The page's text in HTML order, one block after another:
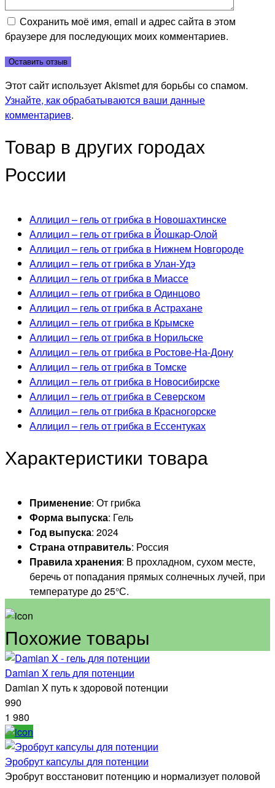
Сохранить моё имя, email и адрес сайта в этом
браузере для последующих моих комментариев.
Этот сайт использует Akismet для борьбы со спамом.
Узнайте, как обрабатываются ваши данные
комментариев.
Товар в других городах
России
Аллицил – гель от грибка в Новошахтинске
Аллицил – гель от грибка в Йошкар-Олой
Аллицил – гель от грибка в Нижнем Новгороде
Аллицил – гель от грибка в Улан-Удэ
Аллицил – гель от грибка в Миассе
Аллицил – гель от грибка в Одинцово
Аллицил – гель от грибка в Астрахане
Аллицил – гель от грибка в Крымске
Аллицил – гель от грибка в Норильске
Аллицил – гель от грибка в Ростове-На-Дону
Аллицил – гель от грибка в Томске
Аллицил – гель от грибка в Новосибирске
Аллицил – гель от грибка в Северском
Аллицил – гель от грибка в Красногорске
Аллицил – гель от грибка в Ессентуках
Характеристики товара
Применение: От грибка
Форма выпуска: Гель
Год выпуска: 2024
Страна отправитель: Россия
Правила хранения: В прохладном, сухом месте,
беречь от попадания прямых солнечных лучей, при
температуре до 25°С.
Похожие товары
Damian X гель для потенции
Damian X путь к здоровой потенции
990
1 980
Эробрут капсулы для потенции
Эробрут восстановит потенцию и нормализует половой